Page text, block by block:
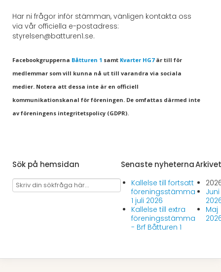
Har ni frågor inför stämman, vänligen kontakta oss
via vår officiella e-postadress:
styrelsen@batturen1.se.
Facebookgrupperna Båtturen 1 samt Kvarter HG7är till för
medlemmar som vill kunna nå ut till varandra via sociala
medier. Notera att dessa inte är en officiell
kommunikationskanal för föreningen. De omfattas därmed inte
av föreningens integritetspolicy (GDPR).
Sök på hemsidan Senaste nyheterna
Kallelse till fortsatt
föreningsstämma
1 juli 2026
Kallelse till extra
föreningsstämma
- Brf Båtturen 1
Arkivet
Juni
Maj